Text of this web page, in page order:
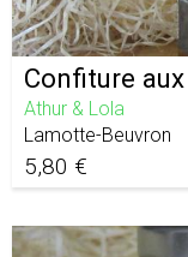
Confiture aux
Athur & Lola
Lamotte-Beuvron
5,80 €